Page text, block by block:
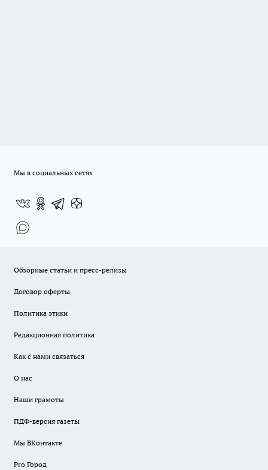
Мы в социальных сетях
Обзорные статьи и пресс-релизы
Договор оферты
Политика этики
Редакционная политика
Как с нами связаться
О нас
Наши грамоты
ПДФ-версия газеты
Мы ВКонтакте
Pro Город